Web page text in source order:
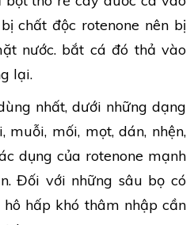
chất độc rotenone nên bị
nước. bắt cá đó thả vào
lại.
nhất, dưới những dạng
muỗi, mối, mọt, dán, nhện,
dụng của rotenone mạnh
Đối với những sâu bọ có
hấp khó thâm nhập cần